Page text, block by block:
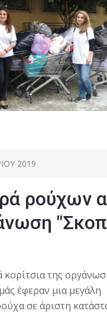
2019
ρούχων
κορίτσια της
έφεραν μια μεγάλη
σε άριστη